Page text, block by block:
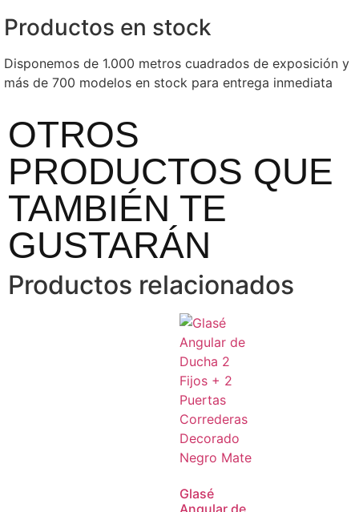
Productos en stock
Disponemos de 1.000 metros cuadrados de exposición y
más de 700 modelos en stock para entrega inmediata
OTROS
PRODUCTOS QUE
TAMBIÉN TE
GUSTARÁN
Productos relacionados
Glasé
Angular de